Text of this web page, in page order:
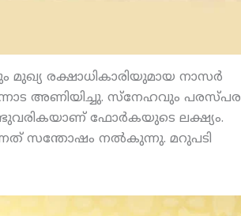
മുഖ്യ രക്ഷാധികാരിയുമായ നാസര്‍
അണിയിച്ചു. സ്‌നേഹവും പരസ്പര
ഫോര്‍കയുടെ ലക്ഷ്യം.
സന്തോഷം നല്‍കുന്നു. മറുപടി